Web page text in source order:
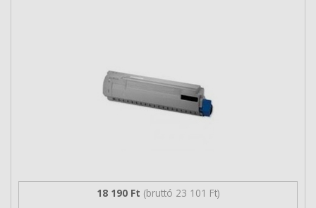
18 190 Ft (bruttó 23 101 Ft)